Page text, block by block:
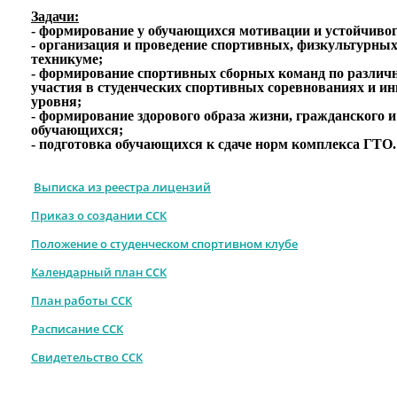
Задачи:
- формирование у обучающихся мотивации и
- организация и проведение спортивных,
техникуме;
- формирование спортивных сборных команд по
участия в студенческих спортивных соревнованиях и
уровня;
- формирование здорового образа жизни, гражданского
обучающихся;
- подготовка обучающихся к сдаче норм комплекса ГТО.
Выписка из реестра лицензий
Приказ о создании ССК
Положение о студенческом спортивном клубе
Календарный план ССК
План работы ССК
Расписание ССК
Свидетельство ССК